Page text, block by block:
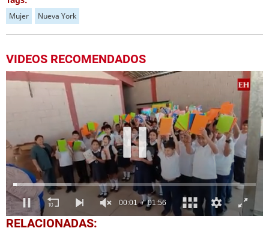
Mujer Nueva York
VIDEOS RECOMENDADOS
0
seconds
RELACIONADAS: